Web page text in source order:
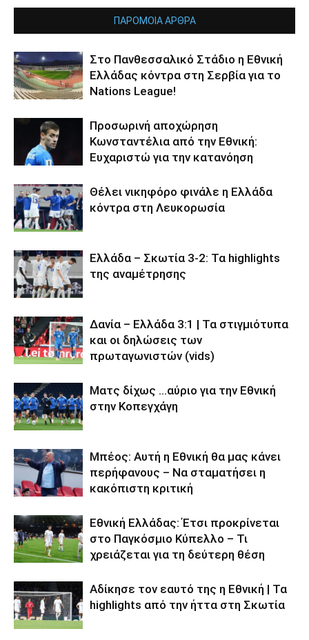
ΠΑΡΟΜΟΙΑ ΑΡΘΡΑ
Στο Πανθεσσαλικό Στάδιο η Εθνική
Ελλάδας κόντρα στη Σερβία για το
Nations League!
Προσωρινή αποχώρηση
Κωνσταντέλια από την Εθνική:
Ευχαριστώ για την κατανόηση
Θέλει νικηφόρο φινάλε η Ελλάδα
κόντρα στη Λευκορωσία
Ελλάδα – Σκωτία 3-2: Τα highlights
της αναμέτρησης
Δανία – Ελλάδα 3:1 | Τα στιγμιότυπα
και οι δηλώσεις των
πρωταγωνιστών (vids)
Ματς δίχως …αύριο για την Εθνική
στην Κοπεγχάγη
Μπέος: Αυτή η Εθνική θα μας κάνει
περήφανους – Να σταματήσει η
κακόπιστη κριτική
Εθνική Ελλάδας: Έτσι προκρίνεται
στο Παγκόσμιο Κύπελλο – Τι
χρειάζεται για τη δεύτερη θέση
Αδίκησε τον εαυτό της η Εθνική | Τα
highlights από την ήττα στη Σκωτία